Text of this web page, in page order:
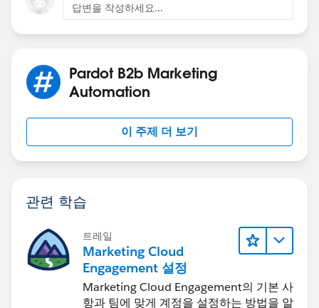
답변을 작성하세요...
Pardot B2b Marketing
Automation
이 주제 더 보기
관련 학습
트레일
Marketing Cloud
Engagement 설정
Marketing Cloud Engagement의 기본 사
항과 팀에 맞게 계정을 설정하는 방법을 알